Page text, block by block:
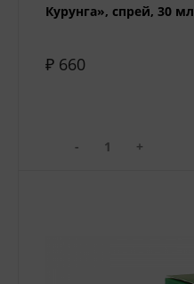
Курунга», спрей, 30 мл
₽ 660
- +